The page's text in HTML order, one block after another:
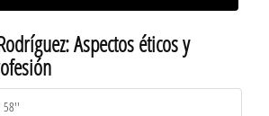
Aspectos éticos y